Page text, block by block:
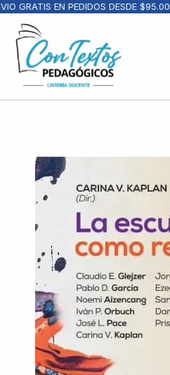
GRATIS EN PEDIDOS DESDE $95.000